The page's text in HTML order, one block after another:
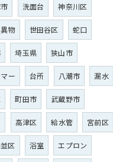
洗面台 神奈川区
異物 世田谷区 蛇口
埼玉県 狭山市
ー 台所 八潮市 漏水
町田市 武蔵野市
高津区 給水管 宮前区
区 浴室 エプロン